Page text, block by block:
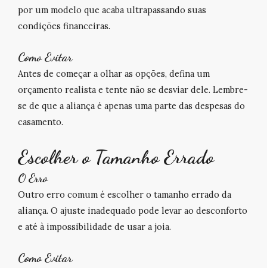
por um modelo que acaba ultrapassando suas
condições financeiras.
Como Evitar
Antes de começar a olhar as opções, defina um
orçamento realista e tente não se desviar dele. Lembre-
se de que a aliança é apenas uma parte das despesas do
casamento.
Escolher o Tamanho Errado
O Erro
Outro erro comum é escolher o tamanho errado da
aliança. O ajuste inadequado pode levar ao desconforto
e até à impossibilidade de usar a joia.
Como Evitar